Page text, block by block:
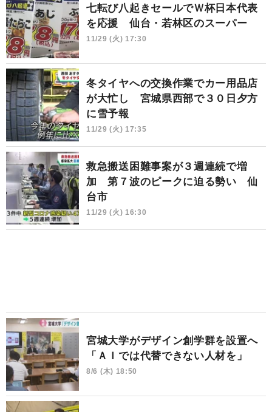
七転び八起きセールでＷ杯日本代表
を応援 仙台・若林区のスーパー
11/29 (火) 17:30
冬タイヤへの交換作業でカー用品店
が大忙し 宮城県西部で３０日夕方
に雪予報
11/29 (火) 17:35
救急搬送困難事案が３週連続で増
加 第７波のピークに迫る勢い 仙
台市
11/29 (火) 16:30
宮城大学がデザイン創学群を設置へ
「ＡＩでは代替できない人材を」
8/6 (木) 18:50